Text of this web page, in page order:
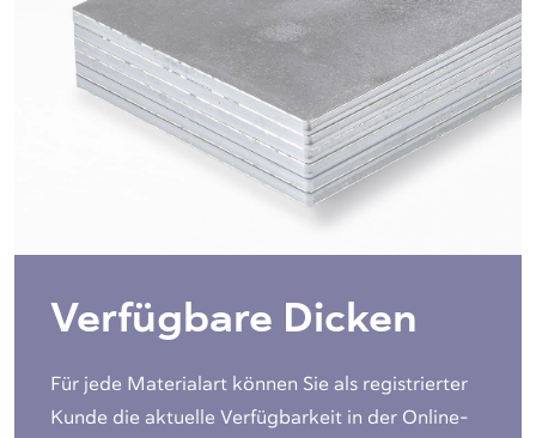
Verfügbare Dicken
Für jede Materialart können Sie als registrierter
Kunde die aktuelle Verfügbarkeit in der Online-